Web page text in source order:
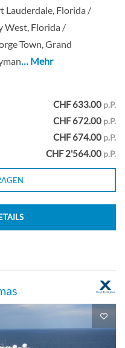
Lauderdale, Florida /
West, Florida /
Town, Grand
… Mehr
CHF 633.00 p.P.
CHF 672.00 p.P.
CHF 674.00 p.P.
CHF 2'564.00 p.P.